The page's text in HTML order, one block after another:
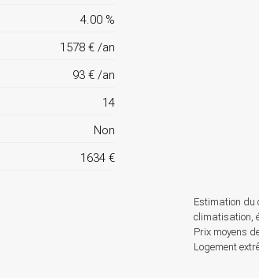
4.00 %
1578 € /an
93 € /an
14
Non
1634 €
Estimation du
climatisation,
Prix moyens
Logement